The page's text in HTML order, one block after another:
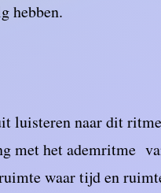
hebben.
luisteren naar dit
met het ademritme
waar tijd en